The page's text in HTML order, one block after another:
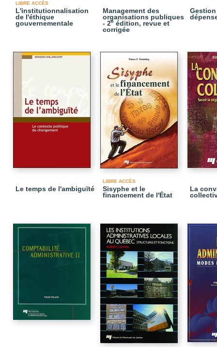
LIBRE ACCÈS
L'institutionnalisation
de l'éthique
gouvernementale
Management des
organisations publiques
- 2e édition, revue et
corrigée
Le temps de l'ambiguïté
LIBRE ACCÈS
Sisyphe et le
financement de l'État
La